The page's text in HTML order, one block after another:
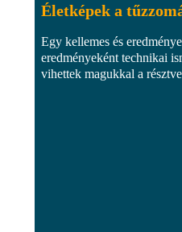
Életképek a
Egy kellemes és
eredményeként technikai
vihettek magukkal a